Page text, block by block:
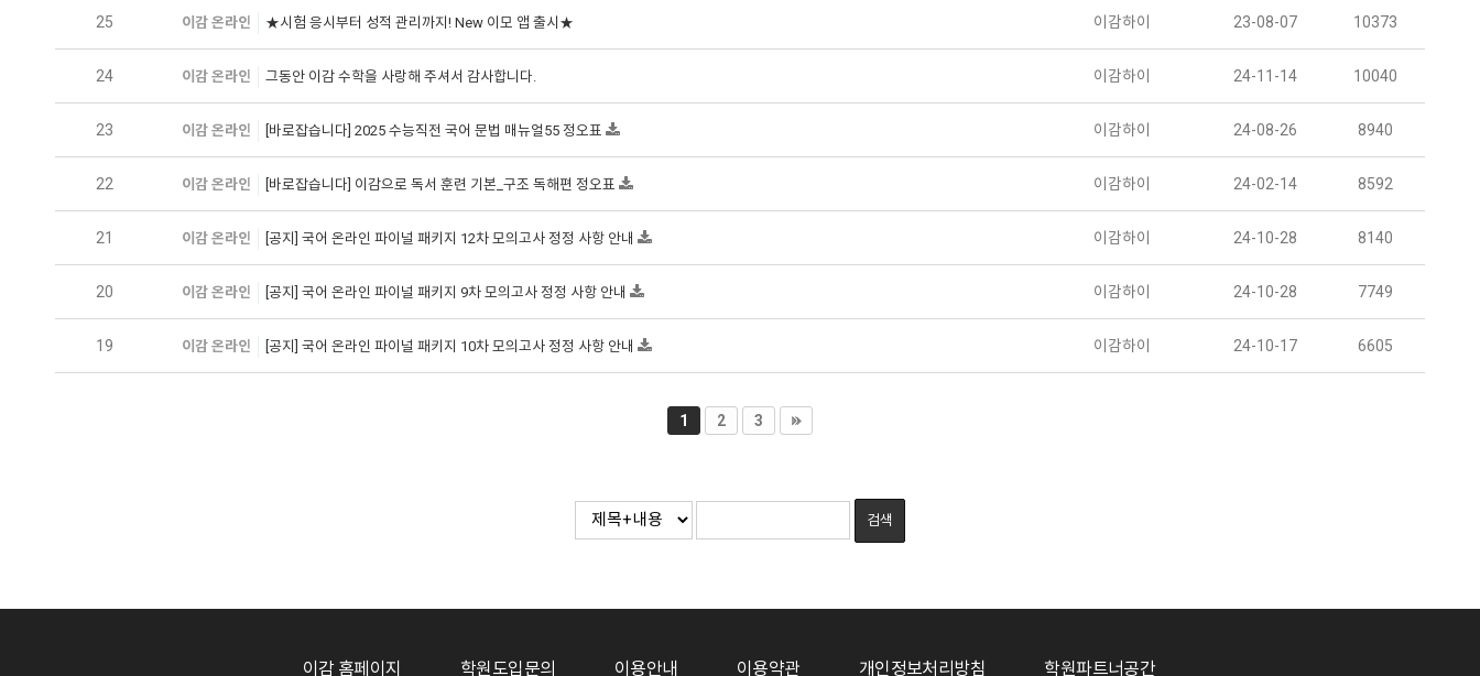
25 이감 온라인 ★시험 응시부터 성적 관리까지! New 이모 앱 출시★ 이감하이 23-08-07 10373
24 이감 온라인 그동안 이감 수학을 사랑해 주셔서 감사합니다. 이감하이 24-11-14 10040
23 이감 온라인 [바로잡습니다] 2025 수능직전 국어 문법 매뉴얼55 정오표 이감하이 24-08-26 8940
22 이감 온라인 [바로잡습니다] 이감으로 독서 훈련 기본_구조 독해편 정오표 이감하이 24-02-14 8592
21 이감 온라인 [공지] 국어 온라인 파이널 패키지 12차 모의고사 정정 사항 안내 이감하이 24-10-28 8140
20 이감 온라인 [공지] 국어 온라인 파이널 패키지 9차 모의고사 정정 사항 안내 이감하이 24-10-28 7749
19 이감 온라인 [공지] 국어 온라인 파이널 패키지 10차 모의고사 정정 사항 안내 이감하이 24-10-17 6605
1 2 3
이감 홈페이지 학원도입문의 이용안내 이용약관 개인정보처리방침 학원파트너공간